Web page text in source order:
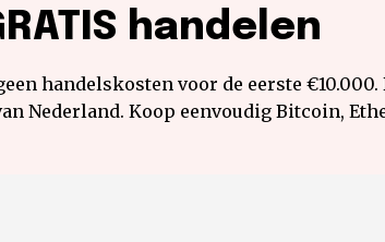
handelen
handelskosten voor de eerste
Nederland. Koop eenvoudig Bitcoin,